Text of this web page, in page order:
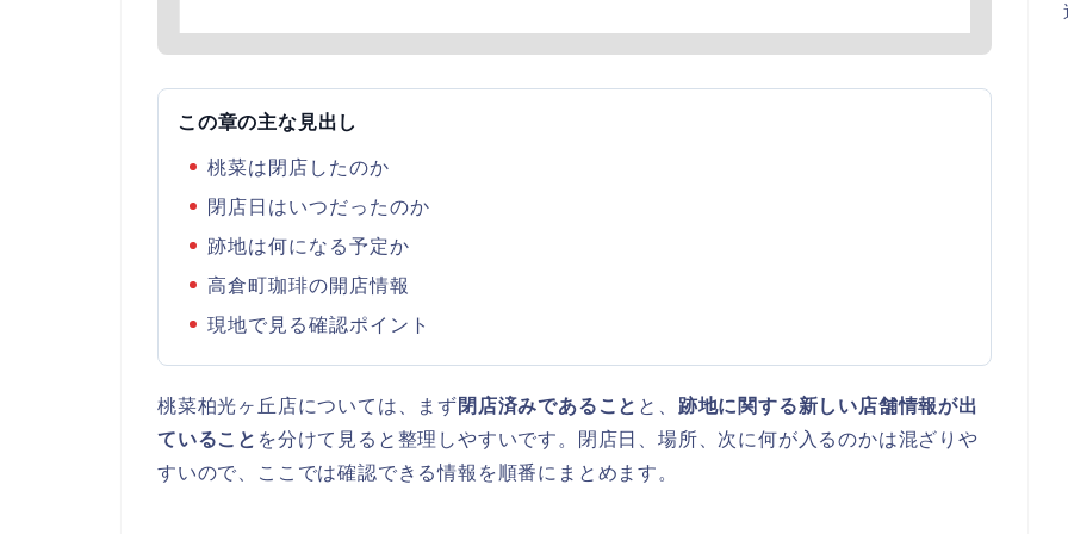
この章の主な見出し
桃菜は閉店したのか
閉店日はいつだったのか
跡地は何になる予定か
高倉町珈琲の開店情報
現地で見る確認ポイント
桃菜柏光ヶ丘店については、まず閉店済みであること と、 跡地に関する新しい店舗情報が出
ていること を分けて見ると整理しやすいです。閉店日、場所、次に何が入るのかは混ざりや
すいので、ここでは確認できる情報を順番にまとめます。